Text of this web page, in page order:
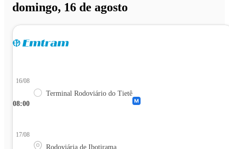
domingo, 16 de agosto
08:00
16/08
Terminal Rodoviário do Tietê
17/08
Rodoviária de Ibotirama